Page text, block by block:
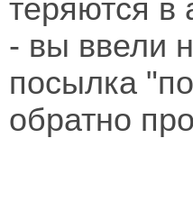
теряются в
- вы ввели
посылка
обратно